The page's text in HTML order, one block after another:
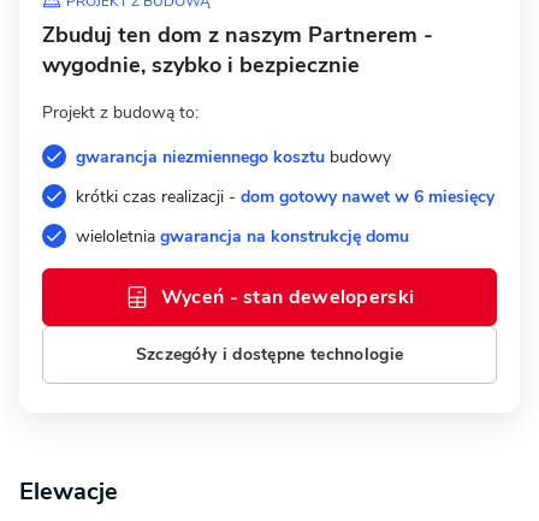
Zbuduj ten dom z naszym Partnerem -
wygodnie, szybko i bezpiecznie
Projekt z budową to:
gwarancja niezmiennego kosztu budowy
krótki czas realizacji - dom gotowy nawet w 6 miesięcy
wieloletnia gwarancja na konstrukcję domu
Szczegóły i dostępne technologie
Wyceń - stan deweloperski
Elewacje